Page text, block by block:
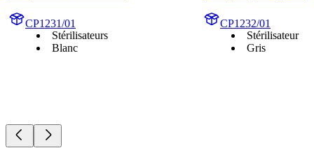
CP1231/01
Stérilisateurs
Blanc
CP1232/01
Stérilisateur
Gris